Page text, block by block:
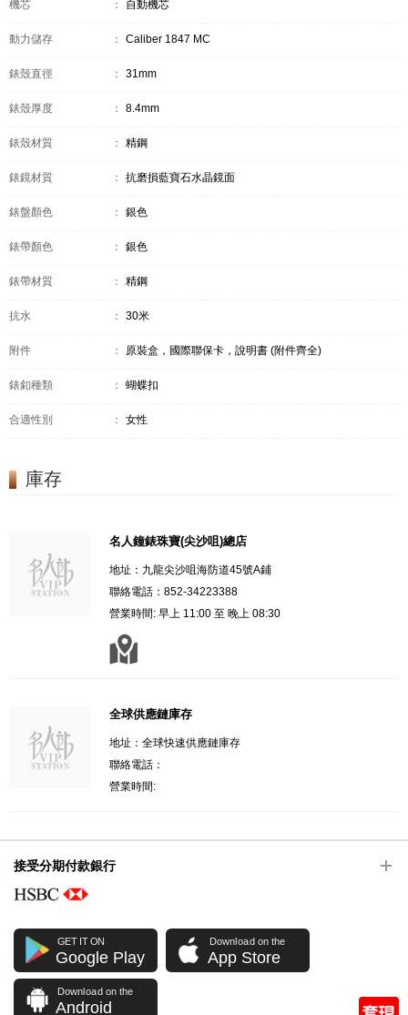
機芯 ： 自動機芯
動力儲存 ： Caliber 1847 MC
錶殼直徑 ： 31mm
錶殼厚度 ： 8.4mm
錶殼材質 ： 精鋼
錶鏡材質 ： 抗磨損藍寶石水晶鏡面
錶盤顏色 ： 銀色
錶帶顏色 ： 銀色
錶帶材質 ： 精鋼
抗水 ： 30米
附件 ： 原裝盒，國際聯保卡，說明書 (附件齊全)
錶釦種類 ： 蝴蝶扣
合適性別 ： 女性
庫存
名人鐘錶珠寶(尖沙咀)總店
地址：九龍尖沙咀海防道45號A鋪
聯絡電話：852-34223388
營業時間: 早上 11:00 至 晚上 08:30
全球供應鏈庫存
地址：全球快速供應鏈庫存
聯絡電話：
營業時間:
接受分期付款銀行
GET IT ON
Google Play
Download on the
App Store
Download on the
Android